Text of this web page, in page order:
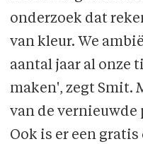
onderzoek dat
van kleur. We
aantal jaar al onze
maken', zegt Smit.
van de vernieuwde
Ook is er een